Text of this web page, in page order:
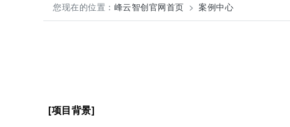
您现在的位置： 峰云智创官网首页 案例中心
[项目背景]